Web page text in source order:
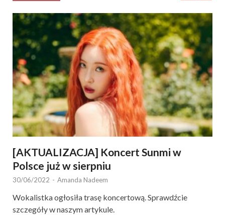
[AKTUALIZACJA] Koncert Sunmi w
Polsce już w sierpniu
30/06/2022 - Amanda Nadeem
Wokalistka ogłosiła trasę koncertową. Sprawdźcie
szczegóły w naszym artykule.